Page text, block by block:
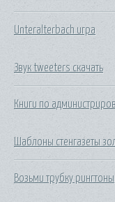
Unteralterbach игра
Звук tweeters скачать
Книги по
Шаблоны стенгазеты
Возьми трубку рингтоны